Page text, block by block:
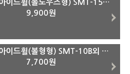
[스마토]아이드휠(볼노우즈형) SMT-15C외 SMT-15C
9,900원
[스마토]아이드휠(볼형형) SMT-10B외 SMT-50B
7,700원